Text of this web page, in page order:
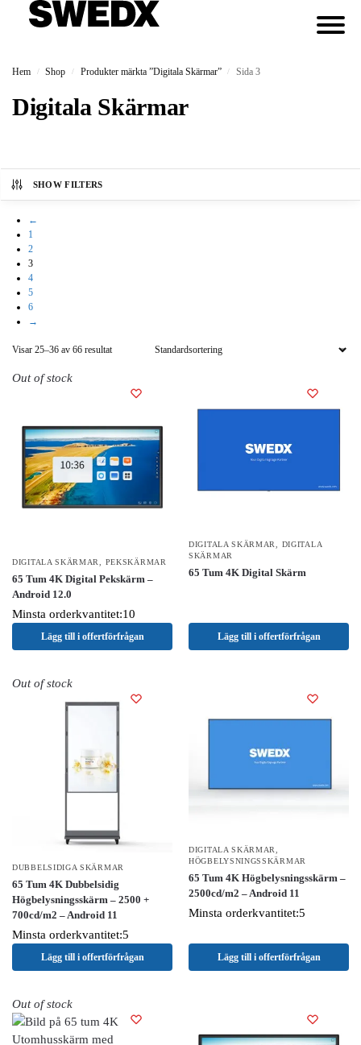
Hem / Shop / Produkter märkta ”Digitala Skärmar” / Sida 3
Digitala Skärmar
SHOW FILTERS
Visar 25–36 av 66 resultat
←
1
2
3
4
5
6
→
Out of stock
DIGITALA SKÄRMAR PEKSKÄRMAR
65 Tum 4K Digital Pekskärm –
Android 12.0
Minsta orderkvantitet:10
Lägg till i offertförfrågan
DIGITALA SKÄRMAR
DIGITALA
SKÄRMAR
65 Tum 4K Digital Skärm
Lägg till i offertförfrågan
Out of stock
DUBBELSIDIGA SKÄRMAR
65 Tum 4K Dubbelsidig
Högbelysningsskärm – 2500 +
700cd/m2 – Android 11
Minsta orderkvantitet:5
Lägg till i offertförfrågan
DIGITALA SKÄRMAR
HÖGBELYSNINGSSKÄRMAR
65 Tum 4K Högbelysningsskärm –
2500cd/m2 – Android 11
Minsta orderkvantitet:5
Lägg till i offertförfrågan
Out of stock